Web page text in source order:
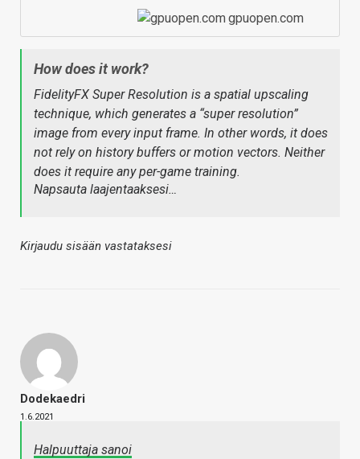
gpuopen.com
How does it work?
FidelityFX Super Resolution is a spatial upscaling
technique, which generates a “super resolution”
image from every input frame. In other words, it does
not rely on history buffers or motion vectors. Neither
does it require any per-game training.
Napsauta laajentaaksesi…
Kirjaudu sisään vastataksesi
Dodekaedri
1.6.2021
Halpuuttaja sanoi